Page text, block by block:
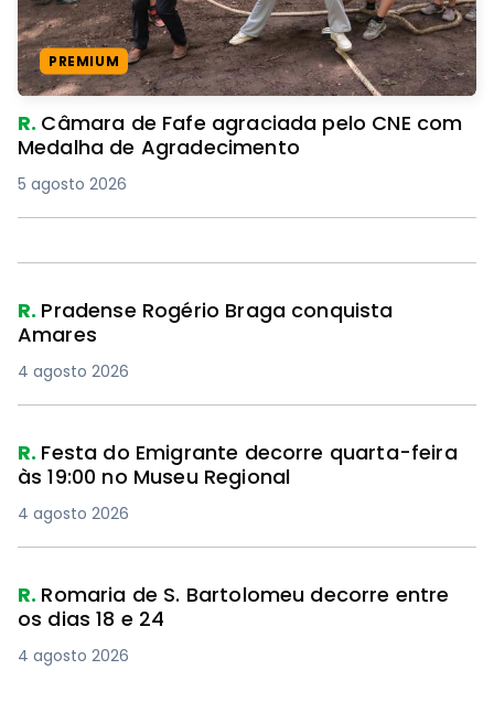
PREMIUM
R. Câmara de Fafe agraciada pelo CNE com
Medalha de Agradecimento
5 agosto 2026
R. Pradense Rogério Braga conquista
Amares
4 agosto 2026
R. Festa do Emigrante decorre quarta-feira
às 19:00 no Museu Regional
4 agosto 2026
R. Romaria de S. Bartolomeu decorre entre
os dias 18 e 24
4 agosto 2026